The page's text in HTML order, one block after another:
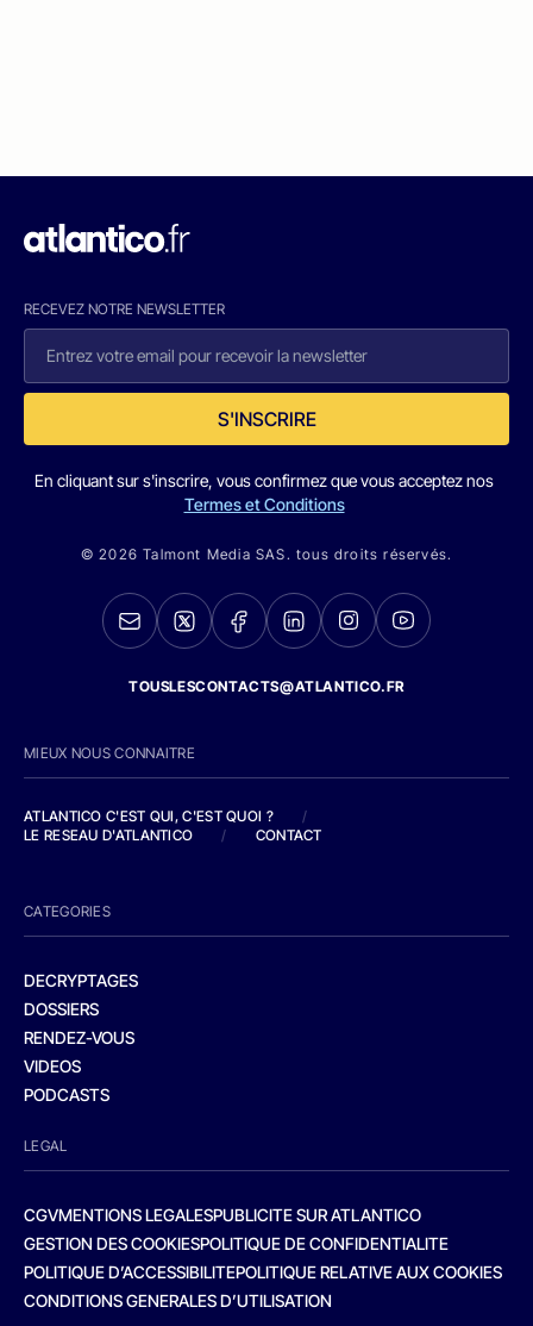
RECEVEZ NOTRE NEWSLETTER
S'INSCRIRE
En cliquant sur s'inscrire, vous confirmez que vous acceptez nos
Termes et Conditions
© 2026 Talmont Media SAS. tous droits réservés.
TOUSLESCONTACTS@ATLANTICO.FR
MIEUX NOUS CONNAITRE
ATLANTICO C'EST QUI, C'EST QUOI ?
/
LE RESEAU D'ATLANTICO
/ CONTACT
CATEGORIES
DECRYPTAGES
DOSSIERS
RENDEZ-VOUS
VIDEOS
PODCASTS
LEGAL
CGVMENTIONS LEGALESPUBLICITE SUR ATLANTICO
GESTION DES COOKIESPOLITIQUE DE CONFIDENTIALITE
POLITIQUE D’ACCESSIBILITEPOLITIQUE RELATIVE AUX COOKIES
CONDITIONS GENERALES D’UTILISATION